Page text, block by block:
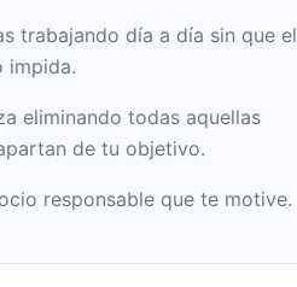
trabajando día a día sin que el
impida.
eliminando todas aquellas
de tu objetivo.
responsable que te motive.